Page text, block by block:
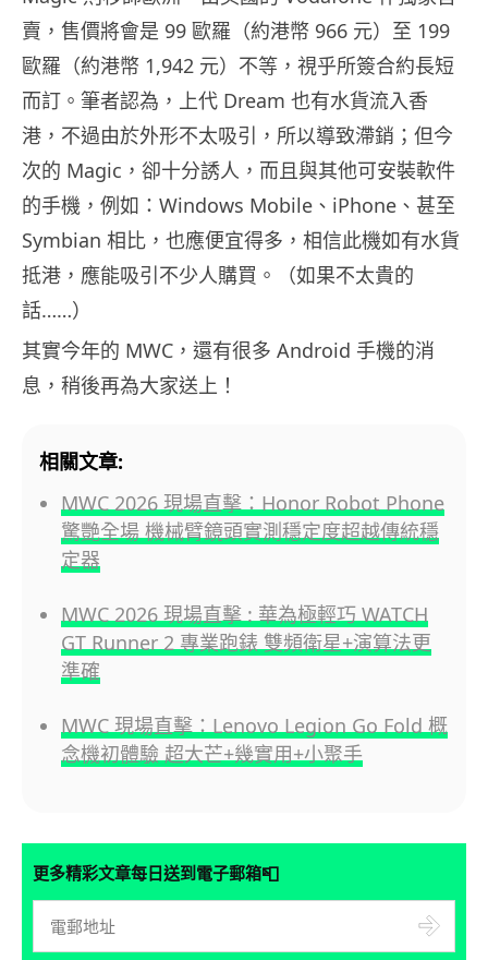
賣，售價將會是 99 歐羅（約港幣 966 元）至 199
歐羅（約港幣 1,942 元）不等，視乎所簽合約長短
而訂。筆者認為，上代 Dream 也有水貨流入香
港，不過由於外形不太吸引，所以導致滯銷；但今
次的 Magic，卻十分誘人，而且與其他可安裝軟件
的手機，例如：Windows Mobile、iPhone、甚至
Symbian 相比，也應便宜得多，相信此機如有水貨
抵港，應能吸引不少人購買。（如果不太貴的
話……）
其實今年的 MWC，還有很多 Android 手機的消
息，稍後再為大家送上！
相關文章:
MWC 2026 現場直擊：Honor Robot Phone
驚艷全場 機械臂鏡頭實測穩定度超越傳統穩
定器
MWC 2026 現場直擊 : 華為極輕巧 WATCH
GT Runner 2 專業跑錶 雙頻衛星+演算法更
準確
MWC 現場直擊：Lenovo Legion Go Fold 概
念機初體驗 超大芒+幾實用+小聚手
更多精彩文章每日送到電子郵箱📮